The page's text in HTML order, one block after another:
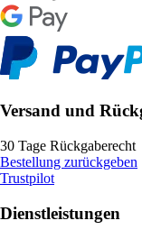
Versand und
30 Tage Rückgaberecht
Bestellung zurückgeben
Trustpilot
Dienstleistungen